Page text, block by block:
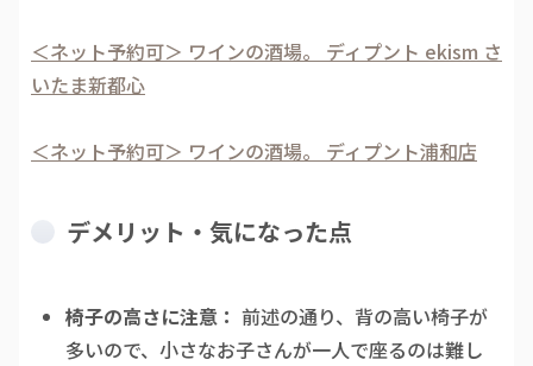
＜ネット予約可＞ ワインの酒場。 ディプント ekism さ
いたま新都心
＜ネット予約可＞ ワインの酒場。 ディプント浦和店
デメリット・気になった点
椅子の高さに注意： 前述の通り、背の高い椅子が
多いので、小さなお子さんが一人で座るのは難し